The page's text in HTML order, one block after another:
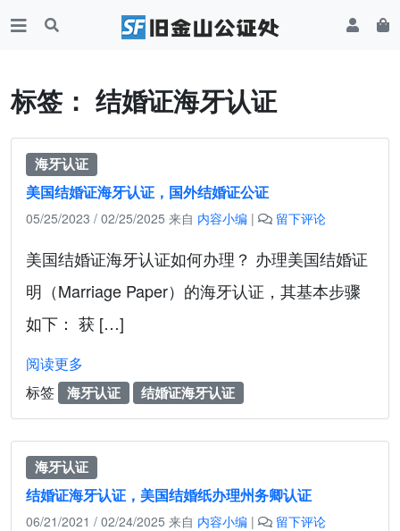
标签： 结婚证海牙认证
海牙认证
美国结婚证海牙认证，国外结婚证公证
05/25/2023 / 02/25/2025 来自 内容小编 | 留下评论
美国结婚证海牙认证如何办理？ 办理美国结婚证
明（Marriage Paper）的海牙认证，其基本步骤
如下： 获 […]
阅读更多
标签
海牙认证 结婚证海牙认证
海牙认证
结婚证海牙认证，美国结婚纸办理州务卿认证
06/21/2021 / 02/24/2025 来自 内容小编 | 留下评论